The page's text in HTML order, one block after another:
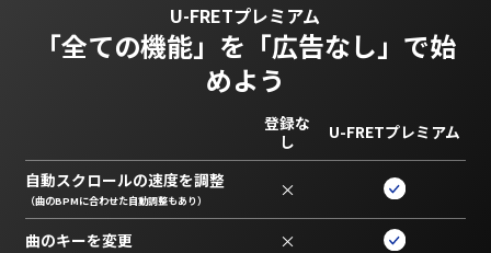
U-FRETプレミアム
「全ての機能」を 「広告なし」で始
めよう
登録な
し
U-FRETプレミアム
自動スクロールの速度を調整
（曲のBPMに合わせた自動調整もあり） ×
曲のキーを変更 ×